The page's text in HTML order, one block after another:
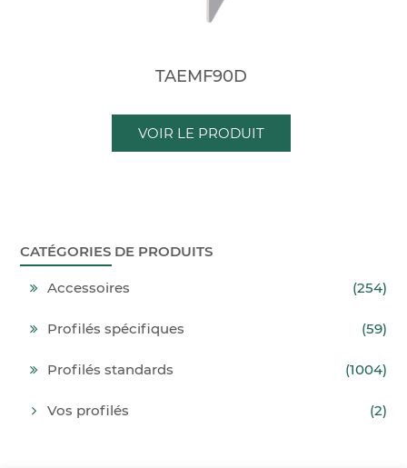
TAEMF90D
VOIR LE PRODUIT
CATÉGORIES DE PRODUITS
Accessoires (254)
Profilés spécifiques (59)
Profilés standards (1004)
Vos profilés (2)